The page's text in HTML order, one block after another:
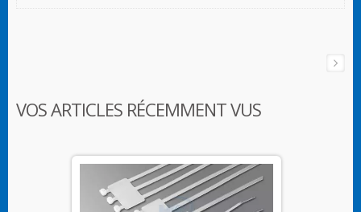
VOS ARTICLES RÉCEMMENT VUS